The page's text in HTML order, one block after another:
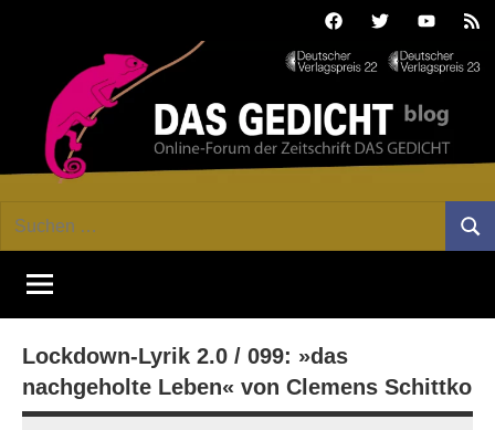
FacebookTwitterYoutube
GEDICHT
blog
Forum
von
DAS
Lyrik,
Essay
Suchen
Lockdown-Lyrik 2.0 / 099: »das
nachgeholte Leben« von Clemens Schittko